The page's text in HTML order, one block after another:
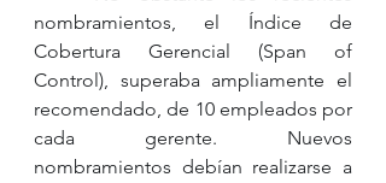
nombramientos, el Índice de
Cobertura Gerencial (Span of
Control), superaba ampliamente el
recomendado, de 10 empleados por
cada gerente. Nuevos
nombramientos debían realizarse a